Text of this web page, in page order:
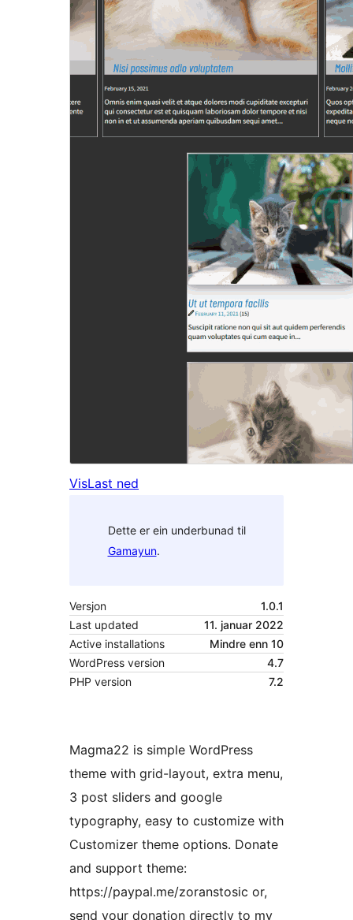
VisLast ned
Dette er ein underbunad til
Gamayun.
Versjon
1.0.1
Last updated
11. januar 2022
Active installations
Mindre enn 10
WordPress version
4.7
PHP version
7.2
Magma22 is simple WordPress
theme with grid-layout, extra menu,
3 post sliders and google
typography, easy to customize with
Customizer theme options. Donate
and support theme:
https://paypal.me/zoranstosic or,
send your donation directly to my